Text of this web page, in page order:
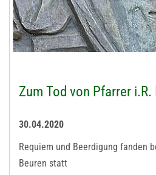
Zum Tod von Pfarrer i.R.
30.04.2020
Requiem und Beerdigung fanden
Beuren statt